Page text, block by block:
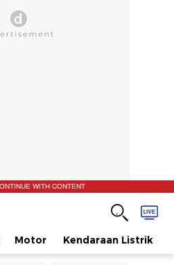
WITH CONTENT
Motor Kendaraan Listrik